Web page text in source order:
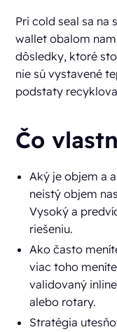
Pri cold seal sa na
wallet obalom
dôsledky, ktoré
nie sú vystavené
podstaty
Čo
Aký je objem a
neistý objem
Vysoký a
riešeniu.
Ako často
viac toho
validovaný
alebo rotary.
Stratégia